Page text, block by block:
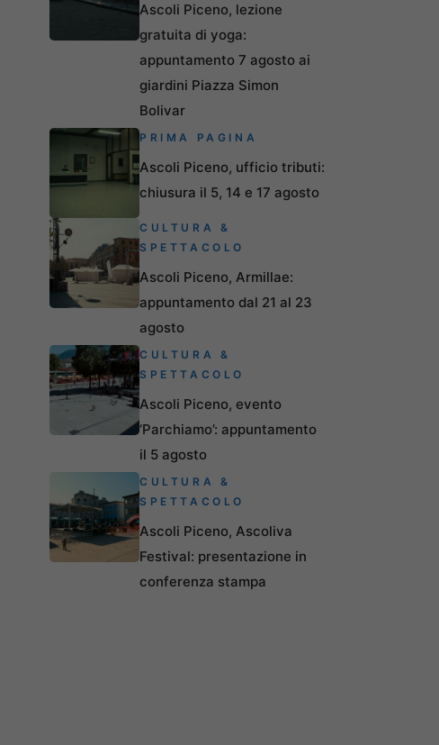
Ascoli Piceno, lezione
gratuita di yoga:
appuntamento 7 agosto ai
giardini Piazza Simon
Bolivar
PRIMA PAGINA
Ascoli Piceno, ufficio tributi:
chiusura il 5, 14 e 17 agosto
CULTURA &
SPETTACOLO
Ascoli Piceno, Armillae:
appuntamento dal 21 al 23
agosto
CULTURA &
SPETTACOLO
Ascoli Piceno, evento
‘Parchiamo’: appuntamento
il 5 agosto
CULTURA &
SPETTACOLO
Ascoli Piceno, Ascoliva
Festival: presentazione in
conferenza stampa